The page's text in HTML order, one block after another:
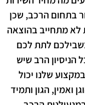
בתחום הרכב, שכן
לא מתחייב בהוצאה
7 ואנחנו שם בשבילכם לתת לכם
הרב שיש
שלנו יכול
ואמין, הגון ותמיד